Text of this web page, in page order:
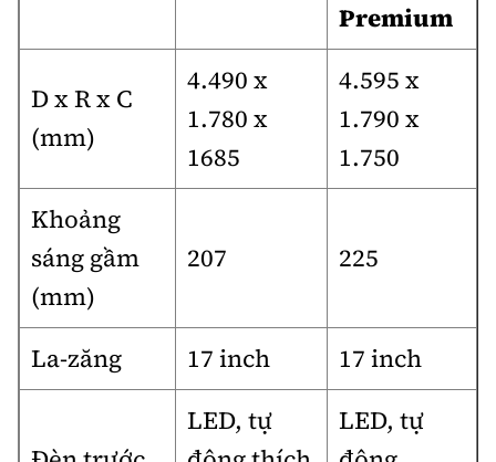
Premium
D x R x C
(mm)
4.490 x
1.780 x
1685
4.595 x
1.790 x
1.750
Khoảng
sáng gầm
(mm)
207 225
La-zăng 17 inch 17 inch
LED, tự
LED, tự